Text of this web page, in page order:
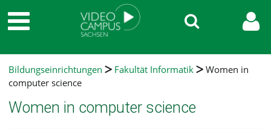
Bildungseinrichtungen Fakultät Informatik
Women in
computer science
Women in computer science